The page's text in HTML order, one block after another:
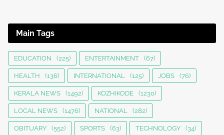
Main Tags
EDUCATION (225) ENTERTAINMENT (67)
HEALTH (136) INTERNATIONAL (125) JOBS (76)
KERALA NEWS (1492) KOZHIKODE (1230)
LOCAL NEWS (1476) NATIONAL (282)
OBITUARY (552) SPORTS (63) TECHNOLOGY (34)